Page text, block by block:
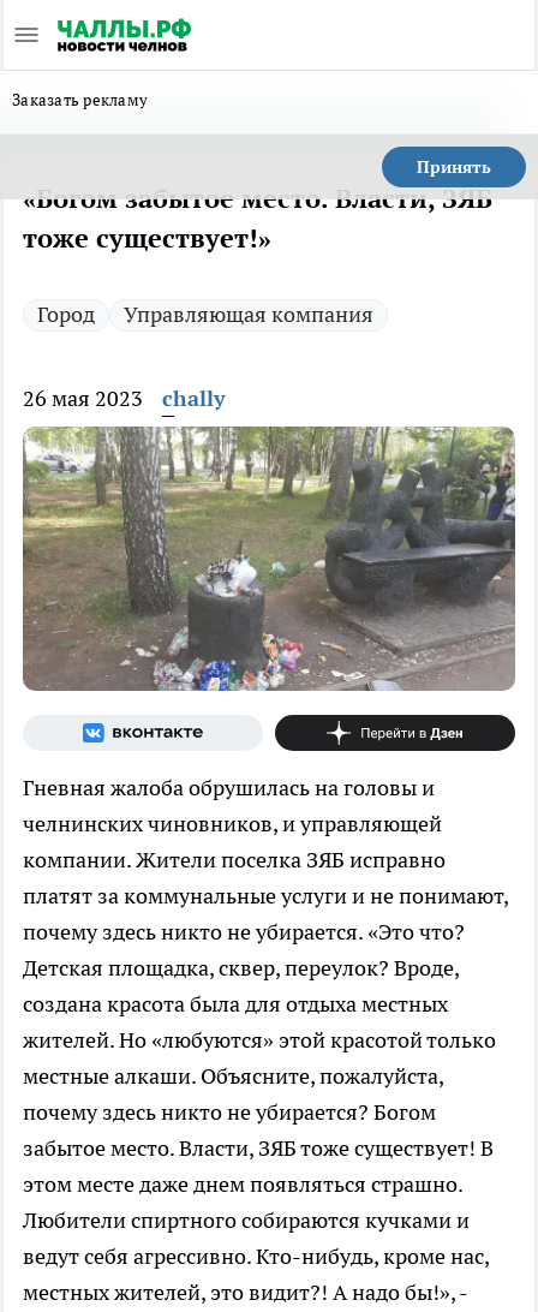
Заказать рекламу
Принять
«Богом забытое место. Власти, ЗЯБ
тоже существует!»
Город Управляющая компания
26 мая 2023 chally
Гневная жалоба обрушилась на головы и
челнинских чиновников, и управляющей
компании. Жители поселка ЗЯБ исправно
платят за коммунальные услуги и не понимают,
почему здесь никто не убирается. «Это что?
Детская площадка, сквер, переулок? Вроде,
создана красота была для отдыха местных
жителей. Но «любуются» этой красотой только
местные алкаши. Объясните, пожалуйста,
почему здесь никто не убирается? Богом
забытое место. Власти, ЗЯБ тоже существует! В
этом месте даже днем появляться страшно.
Любители спиртного собираются кучками и
ведут себя агрессивно. Кто-нибудь, кроме нас,
местных жителей, это видит?! А надо бы!», -